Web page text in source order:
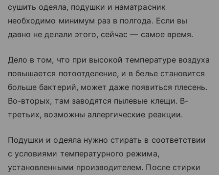
сушить одеяла, подушки и наматрасник
необходимо минимум раз в полгода. Если вы
давно не делали этого, сейчас — самое время.
Дело в том, что при высокой температуре воздуха
повышается потоотделение, и в белье становится
больше бактерий, может даже появиться плесень.
Во-вторых, там заводятся пылевые клещи. В-
третьих, возможны аллергические реакции.
Подушки и одеяла нужно стирать в соответствии
с условиями температурного режима,
установленными производителем. После стирки